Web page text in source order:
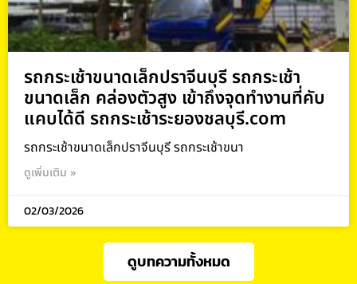
รถกระเช้าขนาดเล็กปราจีนบุรี รถกระเช้า
ขนาดเล็ก คล่องตัวสูง เข้าถึงจุดทำงานที่คับ
แคบได้ดี รถกระเช้าระยองชลบุรี.com
รถกระเช้าขนาดเล็กปราจีนบุรี รถกระเช้าขนา
ดูเพิ่มเติม »
02/03/2026
ดูบทความทั้งหมด